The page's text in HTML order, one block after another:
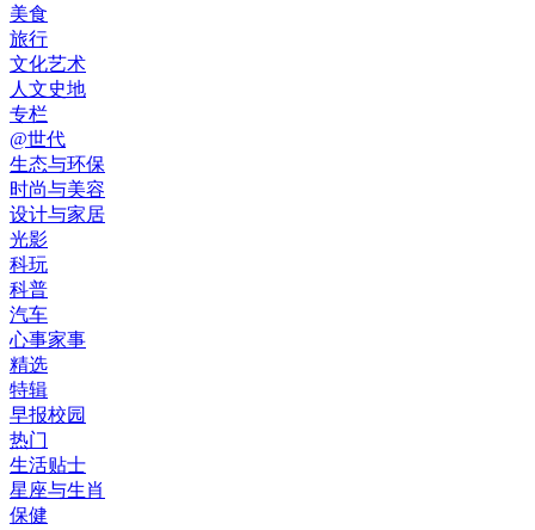
美食
旅行
文化艺术
人文史地
专栏
@世代
生态与环保
时尚与美容
设计与家居
光影
科玩
科普
汽车
心事家事
精选
特辑
早报校园
热门
生活贴士
星座与生肖
保健